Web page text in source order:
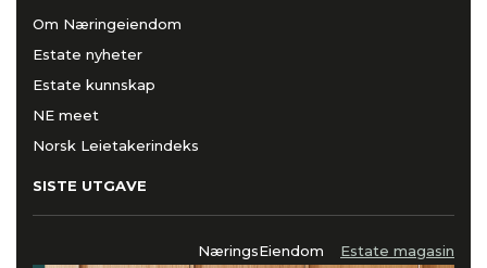
Om Næringeiendom
Estate nyheter
Estate kunnskap
NE meet
Norsk Leietakerindeks
SISTE UTGAVE
NæringsEiendom Estate magasin